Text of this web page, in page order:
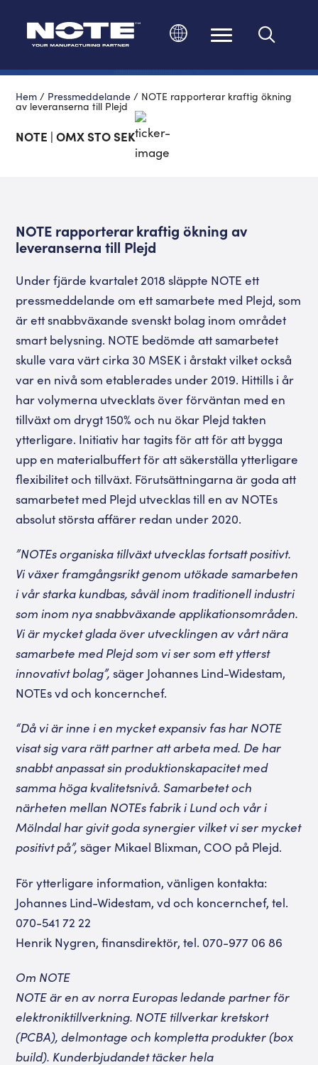
Hem / Pressmeddelande / NOTE rapporterar kraftig ökning
av leveranserna till Plejd
NOTE | OMX STO SEK
NOTE rapporterar kraftig ökning av
leveranserna till Plejd
Under fjärde kvartalet 2018 släppte NOTE ett
pressmeddelande om ett samarbete med Plejd, som
är ett snabbväxande svenskt bolag inom området
smart belysning. NOTE bedömde att samarbetet
skulle vara värt cirka 30 MSEK i årstakt vilket också
var en nivå som etablerades under 2019. Hittills i år
har volymerna utvecklats över förväntan med en
tillväxt om drygt 150% och nu ökar Plejd takten
ytterligare. Initiativ har tagits för att för att bygga
upp en materialbuffert för att säkerställa ytterligare
flexibilitet och tillväxt. Förutsättningarna är goda att
samarbetet med Plejd utvecklas till en av NOTEs
absolut största affärer redan under 2020.
”NOTEs organiska tillväxt utvecklas fortsatt positivt.
Vi växer framgångsrikt genom utökade samarbeten
i vår starka kundbas, såväl inom traditionell industri
som inom nya snabbväxande applikationsområden.
Vi är mycket glada över utvecklingen av vårt nära
samarbete med Plejd som vi ser som ett ytterst
innovativt bolag”, säger Johannes Lind-Widestam,
NOTEs vd och koncernchef.
“Då vi är inne i en mycket expansiv fas har NOTE
visat sig vara rätt partner att arbeta med. De har
snabbt anpassat sin produktionskapacitet med
samma höga kvalitetsnivå. Samarbetet och
närheten mellan NOTEs fabrik i Lund och vår i
Mölndal har givit goda synergier vilket vi ser mycket
positivt på”, säger Mikael Blixman, COO på Plejd.
För ytterligare information, vänligen kontakta:
Johannes Lind-Widestam, vd och koncernchef, tel.
070-541 72 22
Henrik Nygren, finansdirektör, tel. 070-977 06 86
Om NOTE
NOTE är en av norra Europas ledande partner för
elektroniktillverkning. NOTE tillverkar kretskort
(PCBA), delmontage och kompletta produkter (box
build). Kunderbjudandet täcker hela